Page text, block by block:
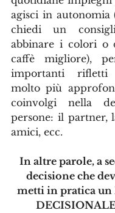
agisci in autonomia
chiedi un
abbinare i colori o
caffè migliore),
importanti
molto più
coinvolgi nella
persone: il partner,
amici, ecc.
In altre parole, a
decisione che
metti in pratica un